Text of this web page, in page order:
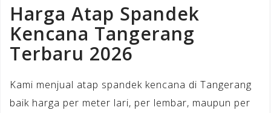
Harga Atap Spandek
Kencana Tangerang
Terbaru 2026
Kami menjual atap spandek kencana di Tangerang
baik harga per meter lari, per lembar, maupun per